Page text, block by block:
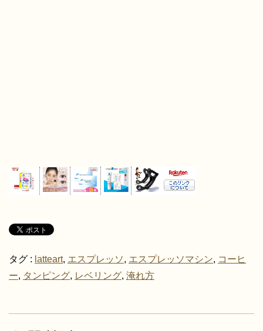
タグ : latteart, エスプレッソ, エスプレッソマシン, コーヒ
ー, タンピング, レベリング, 淹れ方